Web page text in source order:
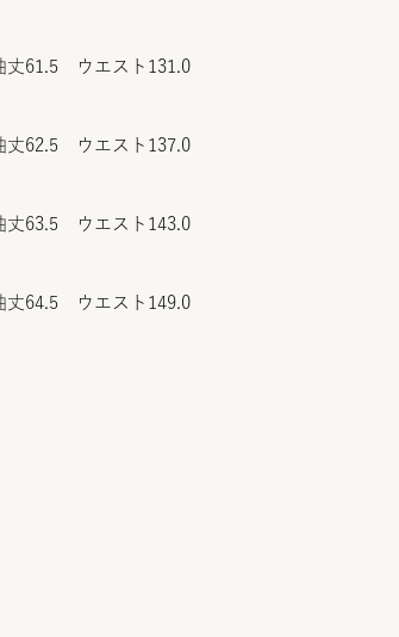
61.5 ウエスト131.0
62.5 ウエスト137.0
63.5 ウエスト143.0
64.5 ウエスト149.0